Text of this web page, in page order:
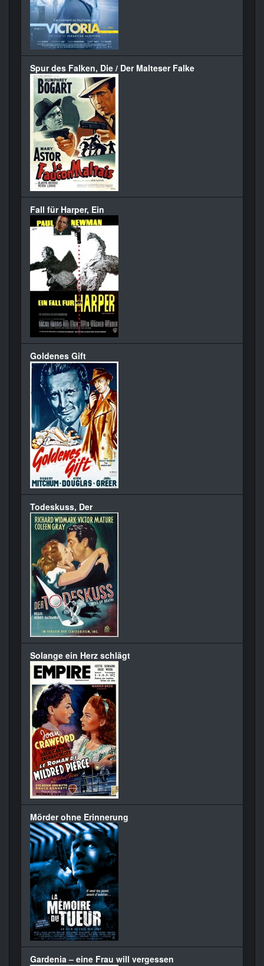
Spur des Falken, Die / Der Malteser Falke
Fall für Harper, Ein
Goldenes Gift
Todeskuss, Der
Solange ein Herz schlägt
Mörder ohne Erinnerung
Gardenia – eine Frau will vergessen